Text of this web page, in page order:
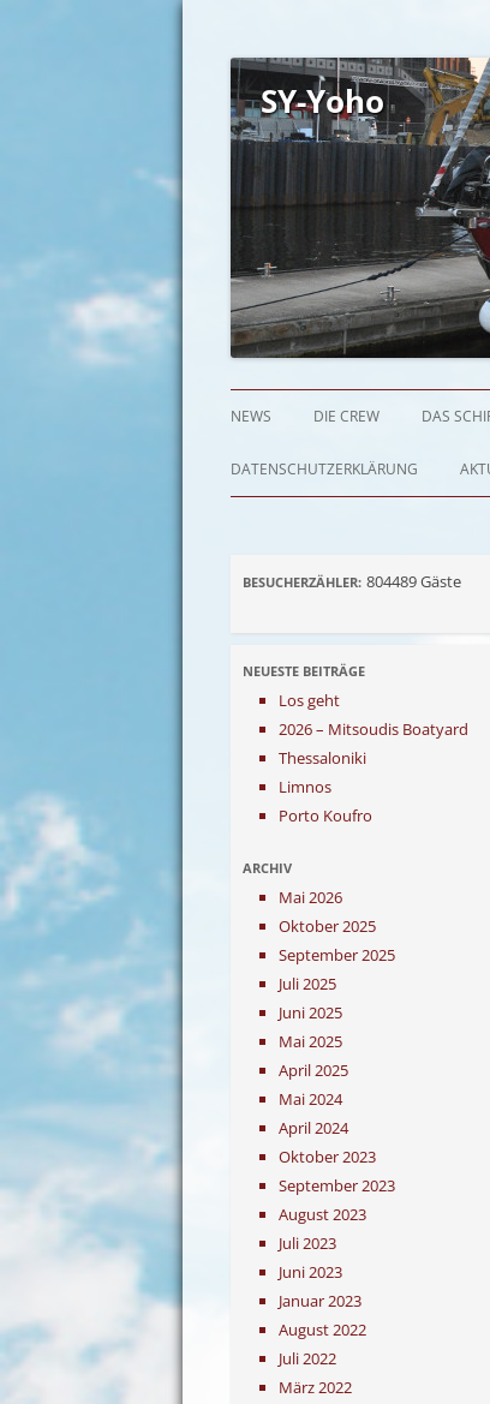
SY-Yoho
NEWS DIE CREW DAS
DATENSCHUTZERKLÄRUNG
BESUCHERZÄHLER: 804489Gäste
NEUESTE BEITRÄGE
Los geht
2026 – Mitsoudis Boatyard
Thessaloniki
Limnos
Porto Koufro
ARCHIV
Mai 2026
Oktober 2025
September 2025
Juli 2025
Juni 2025
Mai 2025
April 2025
Mai 2024
April 2024
Oktober 2023
September 2023
August 2023
Juli 2023
Juni 2023
Januar 2023
August 2022
Juli 2022
März 2022